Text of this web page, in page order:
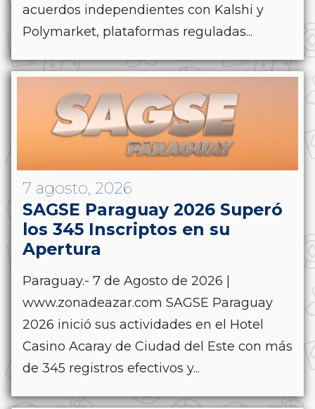
acuerdos independientes con Kalshi y
Polymarket, plataformas reguladas...
7 agosto, 2026
SAGSE Paraguay 2026 Superó
los 345 Inscriptos en su
Apertura
Paraguay.- 7 de Agosto de 2026 |
www.zonadeazar.com SAGSE Paraguay
2026 inició sus actividades en el Hotel
Casino Acaray de Ciudad del Este con más
de 345 registros efectivos y...